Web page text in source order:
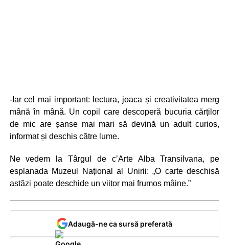
-Iar cel mai important: lectura, joaca și creativitatea merg
mână în mână. Un copil care descoperă bucuria cărților
de mic are șanse mai mari să devină un adult curios,
informat și deschis către lume.
Ne vedem la Târgul de c’Arte Alba Transilvana, pe
esplanada Muzeul Național al Unirii: „O carte deschisă
astăzi poate deschide un viitor mai frumos mâine.”
Adaugă-ne ca sursă preferată